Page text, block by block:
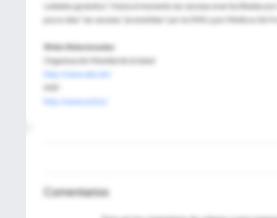
cuidados gratuitos”. Hasta el momento las vacunas eran facilitadas
pocos días” las vacunas “prometidas” por la OMS y por Médicos Sin
Webs Relacionadas
Organización Mundial de la Salud
http://www.who.int/
MSF
http://www.msf.es/
Comentarios